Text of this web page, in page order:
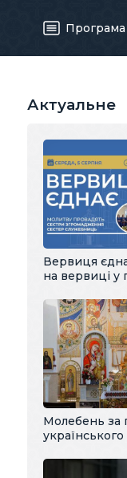
Програма
Актуальне
Вервиця
на вервиці у
Молебень за
українського